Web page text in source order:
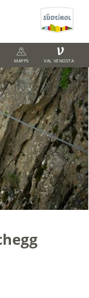
MAPPS
V
VAL VENOSTA